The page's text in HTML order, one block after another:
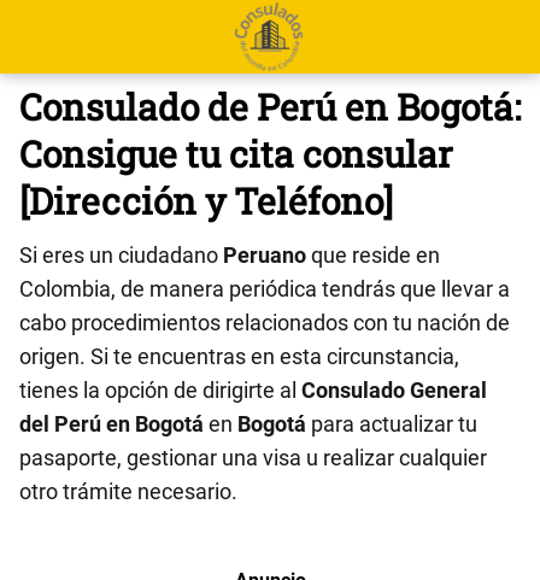
Consulado de Perú en Bogotá:
Consigue tu cita consular
[Dirección y Teléfono]
Si eres un ciudadano Peruanoque reside en
Colombia, de manera periódica tendrás que llevar a
cabo procedimientos relacionados con tu nación de
origen. Si te encuentras en esta circunstancia,
tienes la opción de dirigirte al Consulado General
del Perú en Bogotá en Bogotá para actualizar tu
pasaporte, gestionar una visa u realizar cualquier
otro trámite necesario.